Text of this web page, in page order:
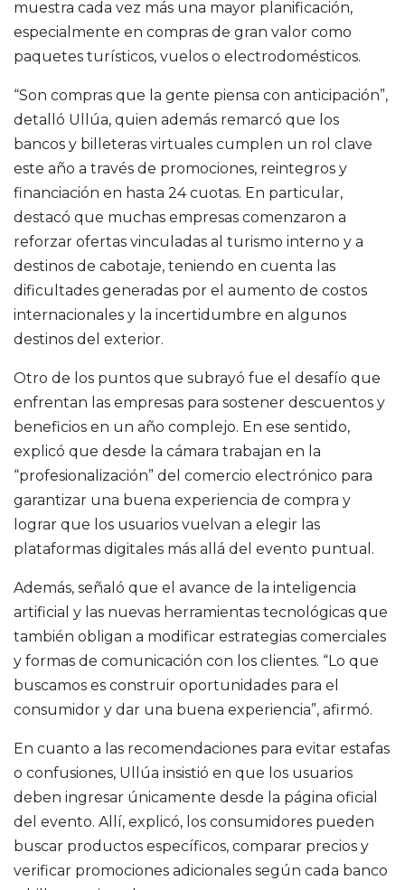
muestra cada vez más una mayor planificación,
especialmente en compras de gran valor como
paquetes turísticos, vuelos o electrodomésticos.
“Son compras que la gente piensa con anticipación”,
detalló Ullúa, quien además remarcó que los
bancos y billeteras virtuales cumplen un rol clave
este año a través de promociones, reintegros y
financiación en hasta 24 cuotas. En particular,
destacó que muchas empresas comenzaron a
reforzar ofertas vinculadas al turismo interno y a
destinos de cabotaje, teniendo en cuenta las
dificultades generadas por el aumento de costos
internacionales y la incertidumbre en algunos
destinos del exterior.
Otro de los puntos que subrayó fue el desafío que
enfrentan las empresas para sostener descuentos y
beneficios en un año complejo. En ese sentido,
explicó que desde la cámara trabajan en la
“profesionalización” del comercio electrónico para
garantizar una buena experiencia de compra y
lograr que los usuarios vuelvan a elegir las
plataformas digitales más allá del evento puntual.
Además, señaló que el avance de la inteligencia
artificial y las nuevas herramientas tecnológicas que
también obligan a modificar estrategias comerciales
y formas de comunicación con los clientes. “Lo que
buscamos es construir oportunidades para el
consumidor y dar una buena experiencia”, afirmó.
En cuanto a las recomendaciones para evitar estafas
o confusiones, Ullúa insistió en que los usuarios
deben ingresar únicamente desde la página oficial
del evento. Allí, explicó, los consumidores pueden
buscar productos específicos, comparar precios y
verificar promociones adicionales según cada banco